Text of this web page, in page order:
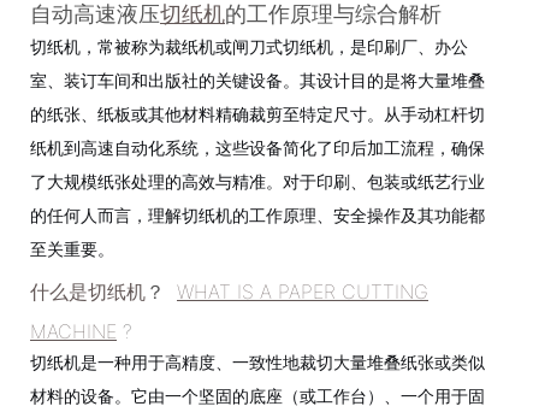
自动高速液压切纸机的工作原理与综合解析
切纸机，常被称为裁纸机或闸刀式切纸机，是印刷厂、办公
室、装订车间和出版社的关键设备。其设计目的是将大量堆叠
的纸张、纸板或其他材料精确裁剪至特定尺寸。从手动杠杆切
纸机到高速自动化系统，这些设备简化了印后加工流程，确保
了大规模纸张处理的高效与精准。对于印刷、包装或纸艺行业
的任何人而言，理解切纸机的工作原理、安全操作及其功能都
至关重要。
什么是切纸机 ？ WHAT IS A PAPER CUTTING
MACHINE ?
切纸机是一种用于高精度、一致性地裁切大量堆叠纸张或类似
材料的设备。它由一个坚固的底座（或工作台）、一个用于固